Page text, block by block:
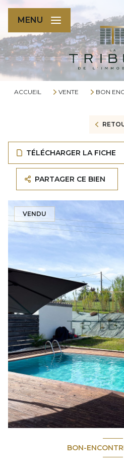
MENU
ACCUEIL VENTE BON
TÉLÉCHARGER LA FICHE
PARTAGER CE BIEN
VENDU
BON-